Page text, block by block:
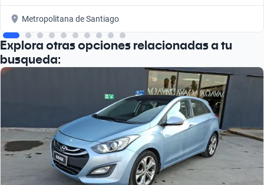
Metropolitana de Santiago
Explora otras opciones relacionadas a tu
busqueda: